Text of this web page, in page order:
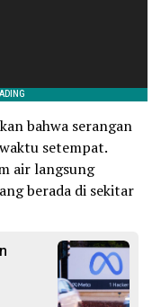
bahwa serangan
setempat.
air langsung
berada di sekitar